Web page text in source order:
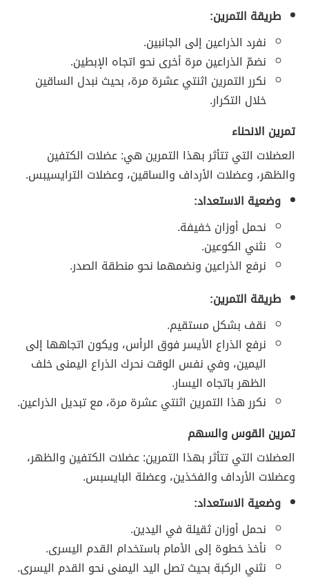
طريقة التمرين:
نفرد الذراعين إلى الجانبين.
نضمّ الذراعين مرة أخرى نحو اتجاه الإبطين.
نكرر التمرين اثنتي عشرة مرة، بحيث نبدل الساقين
خلال التكرار.
تمرين الانحناء
العضلات التي تتأثر بهذا التمرين هي: عضلات الكتفين
والظهر، وعضلات الأرداف والساقين، وعضلات الترايسيبس.
وضعية الاستعداد:
نحمل أوزان خفيفة.
نثني الكوعين.
نرفع الذراعين ونضمهما نحو منطقة الصدر.
طريقة التمرين:
نقف بشكل مستقيم.
نرفع الذراع الأيسر فوق الرأس، ويكون اتجاهها إلى
اليمين، وفي نفس الوقت نحرك الذراع اليمنى خلف
الظهر باتجاه اليسار.
نكرر هذا التمرين اثنتي عشرة مرة، مع تبديل الذراعين.
تمرين القوس والسهم
العضلات التي تتأثر بهذا التمرين: عضلات الكتفين والظهر،
وعضلات الأرداف والفخذين، وعضلة البايسبس.
وضعية الاستعداد:
نحمل أوزان ثقيلة في اليدين.
نأخذ خطوة إلى الأمام باستخدام القدم اليسرى.
نثني الركبة بحيث تصل اليد اليمنى نحو القدم اليسرى.